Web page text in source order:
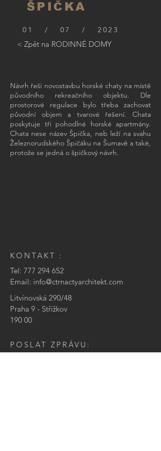
ŠPIČKA
01 / 07 / 2023
< Zpět na RODINNÉ DOMY
Návrh řeší novostavbu horské chaty na místě
původního rekreačního objektu. Dle
prostorové regulace bylo třeba zachovat
původní objem a tvarové řešení. Chata
poskytuje tři pohodlné horské apartmány.
Chata nese název Špička, neb leží na svahu
Železnorudského Špičáku na Šumavě a také,
protože se jedná o špičkový návrh.
KONTAKT :
Tel: 777 294 652
Email: info@ctrnactyarchitekt.com
Litvínovská 290/48
Praha 9 - Střížkov
190 00
POSLAT ZPRÁVU: